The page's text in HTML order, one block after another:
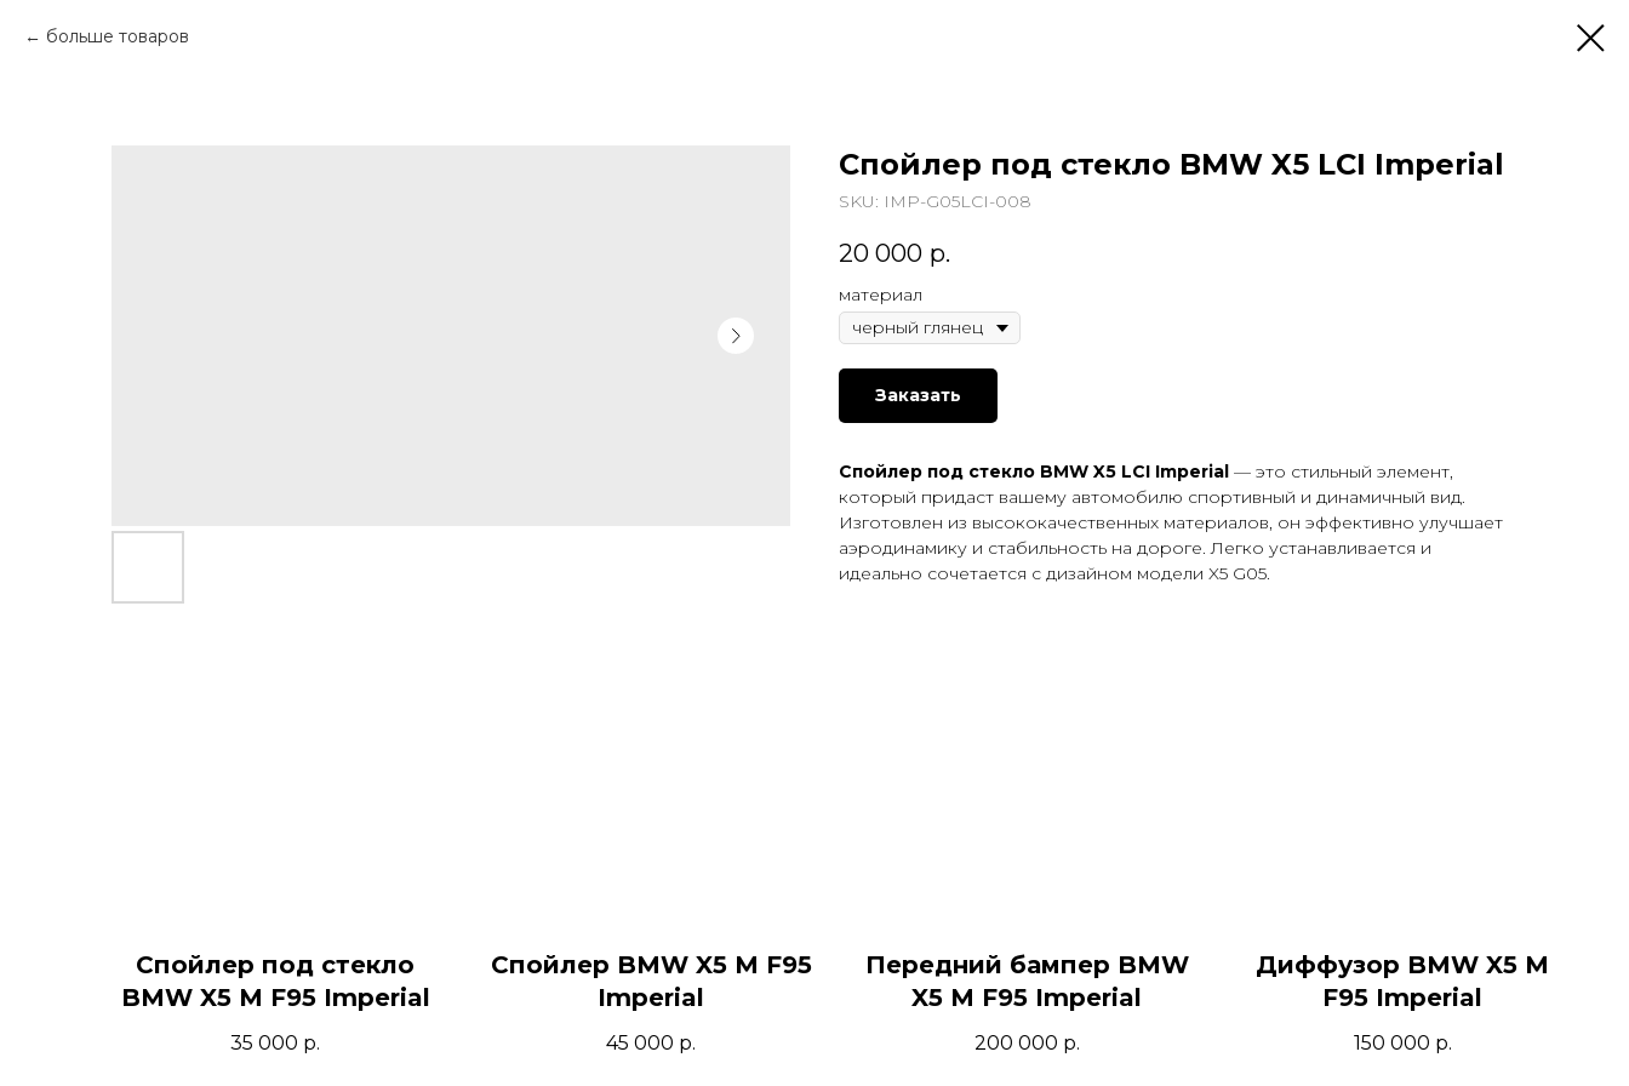
больше товаров
Спойлер под стекло BMW X5 LCI Imperial
SKU: IMP-G05LCI-008
20 000 р.
материал
Заказать
Спойлер под стекло BMW X5 LCI Imperial — это стильный элемент,
который придаст вашему автомобилю спортивный и динамичный вид.
Изготовлен из высококачественных материалов, он эффективно улучшает
аэродинамику и стабильность на дороге. Легко устанавливается и
идеально сочетается с дизайном модели X5 G05.
Спойлер под стекло
BMW X5 M F95 Imperial
35 000 р.
Спойлер BMW X5 M F95
Imperial
45 000 р.
Передний бампер BMW
X5 M F95 Imperial
200 000 р.
Диффузор BMW X5 M
F95 Imperial
150 000 р.